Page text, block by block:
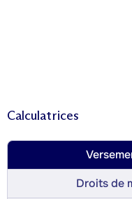
Calculatrices
Droits de